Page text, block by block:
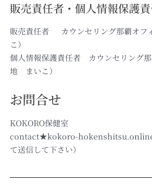
販売責任者・個人情報保護
販売責任者 カウンセリング那覇オフ
こ）
個人情報保護責任者 カウンセリング
地 まいこ）
お問合せ
KOKORO保健室
contact★kokoro-
て送信して下さい）